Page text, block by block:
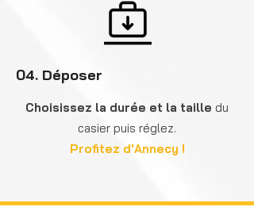
04. Déposer
Choisissez la durée et la taille du
casier puis réglez.
Profitez d'Annecy !